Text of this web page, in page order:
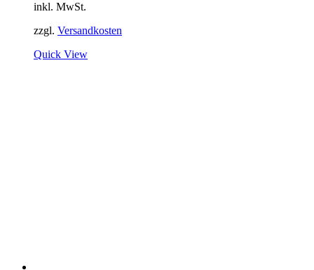
inkl. MwSt.
zzgl. Versandkosten
Quick View